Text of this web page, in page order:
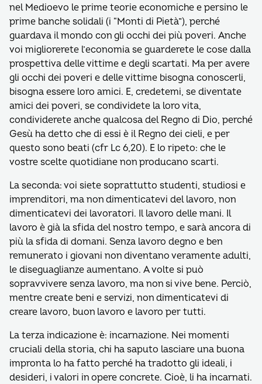
nel Medioevo le prime teorie economiche e persino le
prime banche solidali (i “Monti di Pietà”), perché
guardava il mondo con gli occhi dei più poveri. Anche
voi migliorerete l’economia se guarderete le cose dalla
prospettiva delle vittime e degli scartati. Ma per avere
gli occhi dei poveri e delle vittime bisogna conoscerli,
bisogna essere loro amici. E, credetemi, se diventate
amici dei poveri, se condividete la loro vita,
condividerete anche qualcosa del Regno di Dio, perché
Gesù ha detto che di essi è il Regno dei cieli, e per
questo sono beati (cfr Lc 6,20). E lo ripeto: che le
vostre scelte quotidiane non producano scarti.
La seconda: voi siete soprattutto studenti, studiosi e
imprenditori, ma non dimenticatevi del lavoro, non
dimenticatevi dei lavoratori. Il lavoro delle mani. Il
lavoro è già la sfida del nostro tempo, e sarà ancora di
più la sfida di domani. Senza lavoro degno e ben
remunerato i giovani non diventano veramente adulti,
le diseguaglianze aumentano. A volte si può
sopravvivere senza lavoro, ma non si vive bene. Perciò,
mentre create beni e servizi, non dimenticatevi di
creare lavoro, buon lavoro e lavoro per tutti.
La terza indicazione è: incarnazione. Nei momenti
cruciali della storia, chi ha saputo lasciare una buona
impronta lo ha fatto perché ha tradotto gli ideali, i
desideri, i valori in opere concrete. Cioè, li ha incarnati.